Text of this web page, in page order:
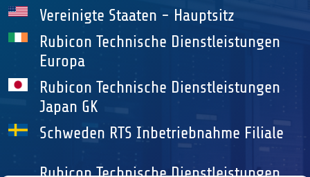
Vereinigte Staaten - Hauptsitz
Rubicon Technische Dienstleistungen
Europa
Rubicon Technische Dienstleistungen
Japan GK
Schweden RTS Inbetriebnahme Filiale
Rubicon Technische Dienstleistungen